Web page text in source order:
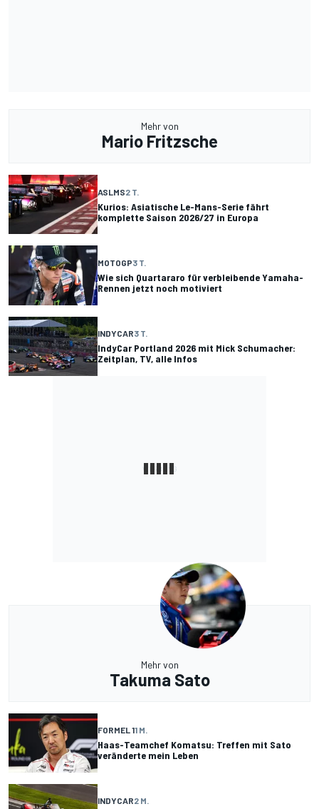
Mehr von
Mario Fritzsche
ASLMS2 T.
Kurios: Asiatische Le-Mans-Serie fährt
komplette Saison 2026/27 in Europa
MOTOGP3 T.
Wie sich Quartararo für verbleibende Yamaha-
Rennen jetzt noch motiviert
INDYCAR3 T.
IndyCar Portland 2026 mit Mick Schumacher:
Zeitplan, TV, alle Infos
Mehr von
Takuma Sato
FORMEL 11 M.
Haas-Teamchef Komatsu: Treffen mit Sato
veränderte mein Leben
INDYCAR2 M.